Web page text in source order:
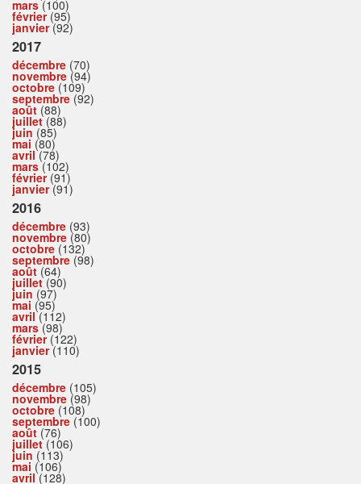
mars(100)
février(95)
janvier(92)
2017
décembre (70)
novembre (94)
octobre (109)
septembre (92)
août (88)
juillet(88)
juin (85)
mai (80)
avril(78)
mars(102)
février(91)
janvier(91)
2016
décembre (93)
novembre (80)
octobre (132)
septembre (98)
août (64)
juillet(90)
juin (97)
mai (95)
avril(112)
mars(98)
février(122)
janvier(110)
2015
décembre (105)
novembre (98)
octobre (108)
septembre (100)
août (76)
juillet(106)
juin (113)
mai (106)
avril(128)